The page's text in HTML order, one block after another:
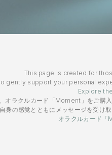
This page is created for
gently support your personal
Explore
オラクルカード「Moment」をご購
自身の感覚とともにメッセージを受け
オラクルカード